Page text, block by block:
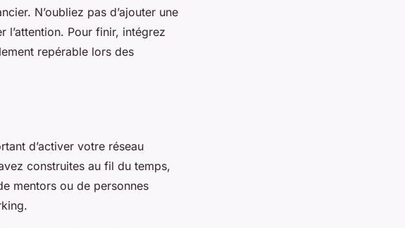
N’oubliez pas d’ajouter une
l’attention. Pour finir, intégrez
repérable lors des
d’activer votre réseau
construites au fil du temps,
mentors ou de personnes